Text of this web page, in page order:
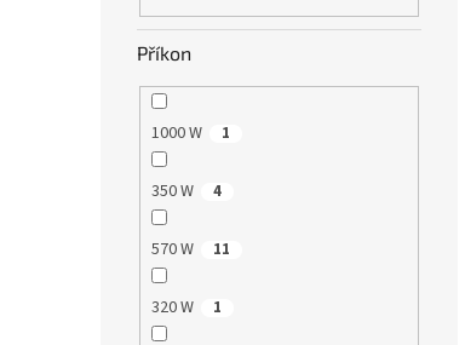
Příkon
1000 W 1
350 W 4
570 W 11
320 W 1